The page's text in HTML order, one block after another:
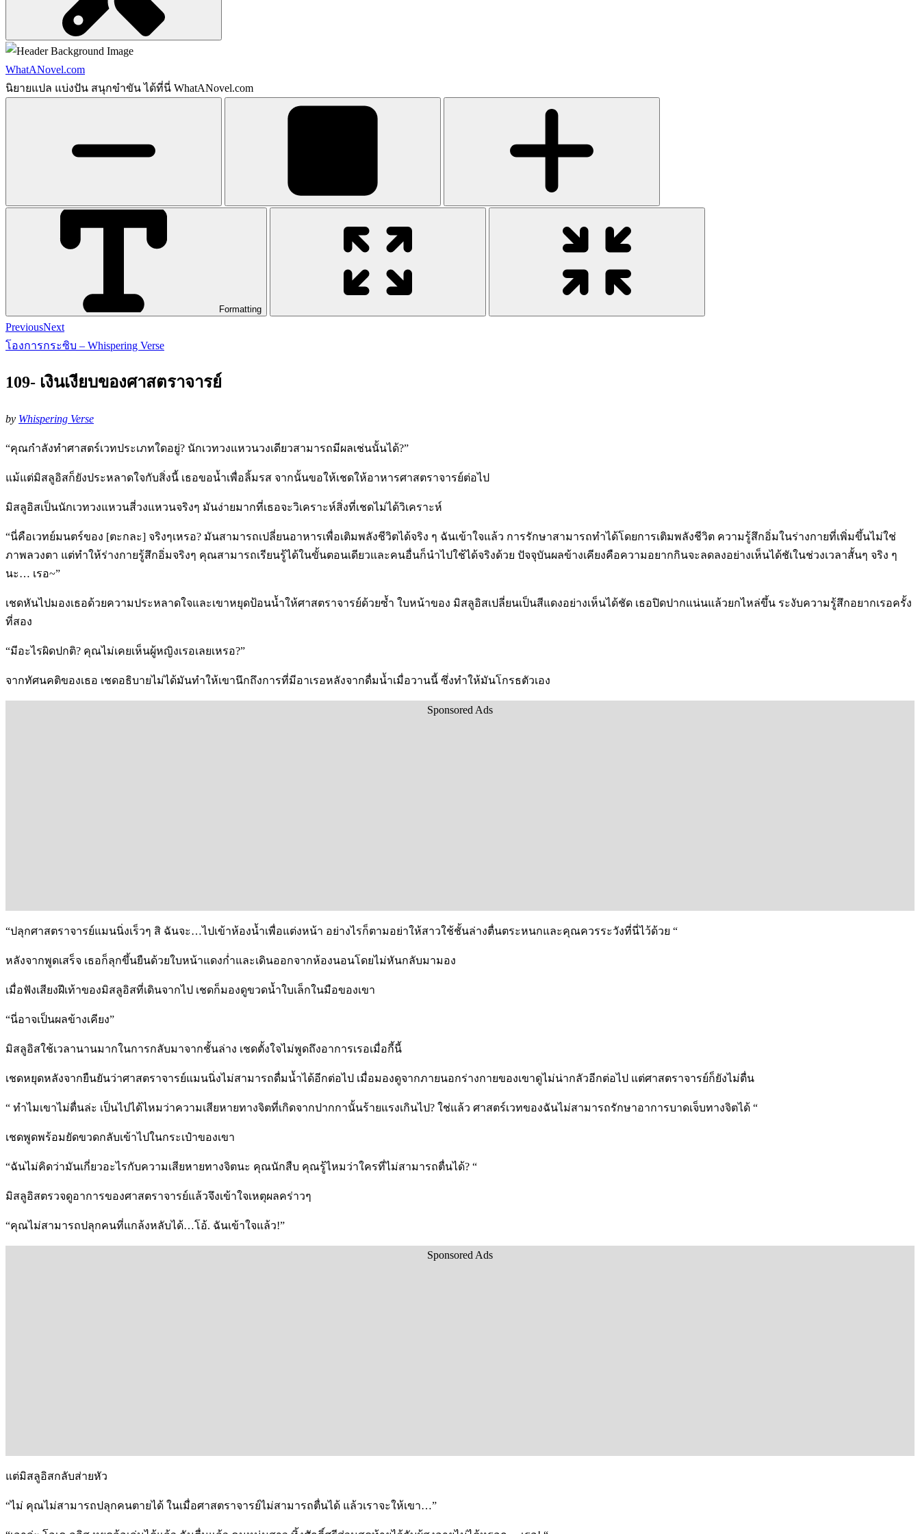
WhatANovel.com
นิยายแปล แบ่งปัน สนุกขำขัน ได้ที่นี่ WhatANovel.com
Formatting
PreviousNext
โองการกระซิบ – Whispering Verse
109- เงินเงียบของศาสตราจารย์
by Whispering Verse
“คุณกำลังทำศาสตร์เวทประเภทใดอยู่? นักเวทวงแหวนวงเดียวสามารถมีผลเช่นนั้นได้?”
แม้แต่มิสลูอิสก็ยังประหลาดใจกับสิ่งนี้ เธอขอน้ำเพื่อลิ้มรส จากนั้นขอให้เชดให้อาหารศาสตราจารย์ต่อไป
มิสลูอิสเป็นนักเวทวงแหวนสี่วงแหวนจริงๆ มันง่ายมากที่เธอจะวิเคราะห์สิ่งที่เชดไม่ได้วิเคราะห์
“นี่คือเวทย์มนตร์ของ [ตะกละ] จริงๆเหรอ? มันสามารถเปลี่ยนอาหารเพื่อเติมพลังชีวิตได้จริง ๆ ฉันเข้าใจแล้ว การรักษาสามารถทำได้โดยการเติมพลังชีวิต ความรู้สึกอิ่มในร่างกายที่เพิ่มขึ้นไม่ใช่
ภาพลวงตา แต่ทำให้ร่างกายรู้สึกอิ่มจริงๆ คุณสามารถเรียนรู้ได้ในขั้นตอนเดียวและคนอื่นก็นำไปใช้ได้จริงด้วย ปัจจุบันผลข้างเคียงคือความอยากกินจะลดลงอย่างเห็นได้ชัเในช่วงเวลาสั้นๆ จริง ๆ
นะ… เรอ~”
เชดหันไปมองเธอด้วยความประหลาดใจและเขาหยุดป้อนน้ำให้ศาสตราจารย์ด้วยซ้ำ ใบหน้าของ มิสลูอิสเปลี่ยนเป็นสีแดงอย่างเห็นได้ชัด เธอปิดปากแน่นแล้วยกไหล่ขึ้น ระงับความรู้สึกอยากเรอครั้ง
ที่สอง
“มีอะไรผิดปกติ? คุณไม่เคยเห็นผู้หญิงเรอเลยเหรอ?”
จากทัศนคติของเธอ เชดอธิบายไม่ได้มันทำให้เขานึกถึงการที่มีอาเรอหลังจากดื่มน้ำเมื่อวานนี้ ซึ่งทำให้มันโกรธตัวเอง
Sponsored Ads
“ปลุกศาสตราจารย์แมนนิ่งเร็วๆ สิ ฉันจะ…ไปเข้าห้องน้ำเพื่อแต่งหน้า อย่างไรก็ตามอย่าให้สาวใช้ชั้นล่างตื่นตระหนกและคุณควรระวังที่นี่ไว้ด้วย “
หลังจากพูดเสร็จ เธอก็ลุกขึ้นยืนด้วยใบหน้าแดงก่ำและเดินออกจากห้องนอนโดยไม่หันกลับมามอง
เมื่อฟังเสียงฝีเท้าของมิสลูอิสที่เดินจากไป เชดก็มองดูขวดน้ำใบเล็กในมือของเขา
“นี่อาจเป็นผลข้างเคียง”
มิสลูอิสใช้เวลานานมากในการกลับมาจากชั้นล่าง เชดตั้งใจไม่พูดถึงอาการเรอเมื่อกี้นี้
เชดหยุดหลังจากยืนยันว่าศาสตราจารย์แมนนิ่งไม่สามารถดื่มน้ำได้อีกต่อไป เมื่อมองดูจากภายนอกร่างกายของเขาดูไม่น่ากลัวอีกต่อไป แต่ศาสตราจารย์ก็ยังไม่ตื่น
“ ทำไมเขาไม่ตื่นล่ะ เป็นไปได้ไหมว่าความเสียหายทางจิตที่เกิดจากปากกานั้นร้ายแรงเกินไป? ใช่แล้ว ศาสตร์เวทของฉันไม่สามารถรักษาอาการบาดเจ็บทางจิตได้ “
เชดพูดพร้อมยัดขวดกลับเข้าไปในกระเป๋าของเขา
“ฉันไม่คิดว่ามันเกี่ยวอะไรกับความเสียหายทางจิตนะ คุณนักสืบ คุณรู้ไหมว่าใครที่ไม่สามารถตื่นได้? “
มิสลูอิสตรวจดูอาการของศาสตราจารย์แล้วจึงเข้าใจเหตุผลคร่าวๆ
“คุณไม่สามารถปลุกคนที่แกล้งหลับได้…โอ้. ฉันเข้าใจแล้ว!”
Sponsored Ads
แต่มิสลูอิสกลับส่ายหัว
“ไม่ คุณไม่สามารถปลุกคนตายได้ ในเมื่อศาสตราจารย์ไม่สามารถตื่นได้ แล้วเราจะให้เขา…”